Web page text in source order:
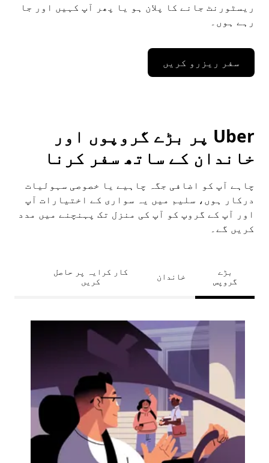
ریسٹورنٹ جانے کا پلان ہو یا پھر آپ کہیں اور جا
رہے ہوں۔
سفر ریزرو کریں
Uber پر بڑے گروپوں اور
خاندان کے ساتھ سفر کرنا
چاہے آپ کو اضافی جگہ چاہیے یا خصوصی سہولیات
درکار ہوں، سلیم میں یہ سواری کے اختیارات آپ
اور آپ کے گروپ کو آپ کی منزل تک پہنچنے میں مدد
کریں گے۔
بڑے
گروپس
خاندان
کار کرایہ پر حاصل
کریں